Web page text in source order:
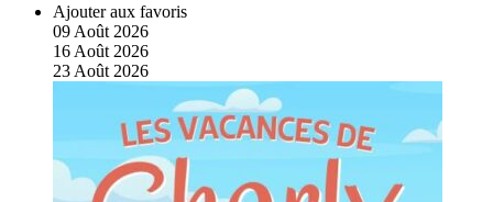
Ajouter aux favoris
09 Août 2026
16 Août 2026
23 Août 2026